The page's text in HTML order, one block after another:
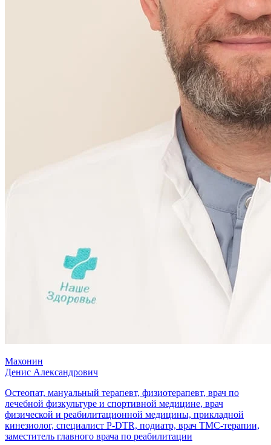
Махонин
Денис Александрович
Остеопат, мануальный терапевт, физиотерапевт, врач по
лечебной физкультуре и спортивной медицине, врач
физической и реабилитационной медицины, прикладной
кинезиолог, специалист P-DTR, подиатр, врач ТМС‑терапии,
заместитель главного врача по реабилитации